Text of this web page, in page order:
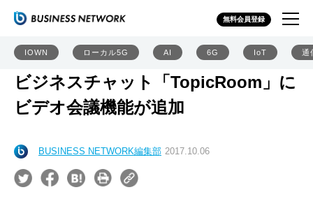
無料会員登録
IOWN ローカル5G AI 6G IoT 通
ビジネスチャット「TopicRoom」に
ビデオ会議機能が追加
BUSINESS NETWORK編集部 2017.10.06